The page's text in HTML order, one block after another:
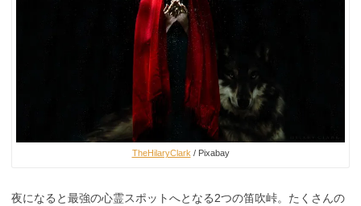
TheHilaryClark / Pixabay
夜になると最強の心霊スポットへとなる2つの笛吹峠。たくさんの